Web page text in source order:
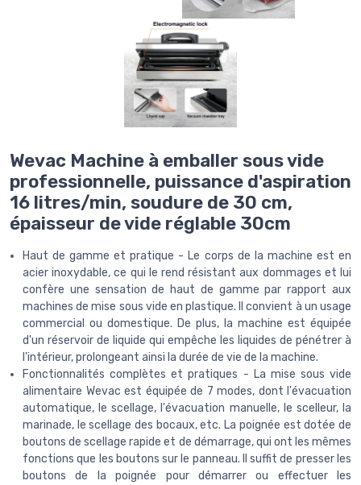
Wevac Machine à emballer sous vide
professionnelle, puissance d'aspiration
16 litres/min, soudure de 30 cm,
épaisseur de vide réglable 30cm
Haut de gamme et pratique - Le corps de la machine est en
acier inoxydable, ce qui le rend résistant aux dommages et lui
confère une sensation de haut de gamme par rapport aux
machines de mise sous vide en plastique. Il convient à un usage
commercial ou domestique. De plus, la machine est équipée
d'un réservoir de liquide qui empêche les liquides de pénétrer à
l'intérieur, prolongeant ainsi la durée de vie de la machine.
Fonctionnalités complètes et pratiques - La mise sous vide
alimentaire Wevac est équipée de 7 modes, dont l'évacuation
automatique, le scellage, l'évacuation manuelle, le scelleur, la
marinade, le scellage des bocaux, etc. La poignée est dotée de
boutons de scellage rapide et de démarrage, qui ont les mêmes
fonctions que les boutons sur le panneau. Il suffit de presser les
boutons de la poignée pour démarrer ou effectuer les